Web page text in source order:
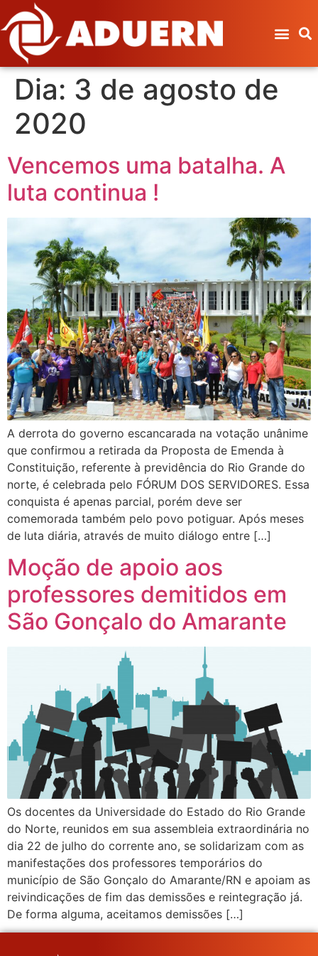
Dia: 3 de agosto de
2020
Vencemos uma batalha. A
luta continua !
A derrota do governo escancarada na votação unânime
que confirmou a retirada da Proposta de Emenda à
Constituição, referente à previdência do Rio Grande do
norte, é celebrada pelo FÓRUM DOS SERVIDORES. Essa
conquista é apenas parcial, porém deve ser
comemorada também pelo povo potiguar. Após meses
de luta diária, através de muito diálogo entre […]
Moção de apoio aos
professores demitidos em
São Gonçalo do Amarante
Os docentes da Universidade do Estado do Rio Grande
do Norte, reunidos em sua assembleia extraordinária no
dia 22 de julho do corrente ano, se solidarizam com as
manifestações dos professores temporários do
município de São Gonçalo do Amarante/RN e apoiam as
reivindicações de fim das demissões e reintegração já.
De forma alguma, aceitamos demissões […]